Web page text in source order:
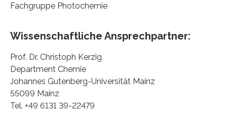
Fachgruppe Photochemie
Wissenschaftliche Ansprechpartner:
Prof. Dr. Christoph Kerzig
Department Chemie
Johannes Gutenberg-Universität Mainz
55099 Mainz
Tel. +49 6131 39-22479